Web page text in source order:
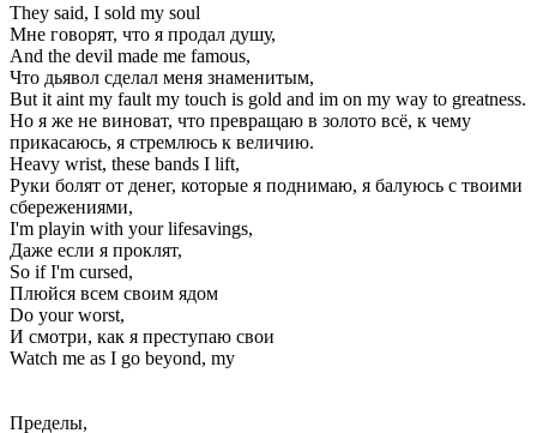
They said, I sold my soul
Мне говорят, что я продал душу,
And the devil made me famous,
Что дьявол сделал меня знаменитым,
But it aint my fault my touch is gold and im on my way to greatness.
Но я же не виноват, что превращаю в золото всё, к чему
прикасаюсь, я стремлюсь к величию.
Heavy wrist, these bands I lift,
Руки болят от денег, которые я поднимаю, я балуюсь с твоими
сбережениями,
I'm playin with your lifesavings,
Даже если я проклят,
So if I'm cursed,
Плюйся всем своим ядом
Do your worst,
И смотри, как я преступаю свои
Watch me as I go beyond, my
Пределы,